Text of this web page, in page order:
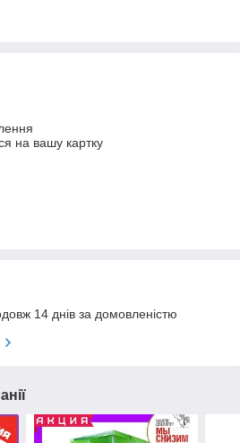
на вашу картку
14 днів за домовленістю